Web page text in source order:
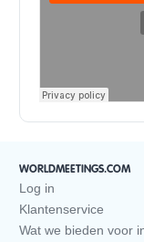
WORLDMEETINGS.COM
Log in
Klantenservice
Wat we bieden voor